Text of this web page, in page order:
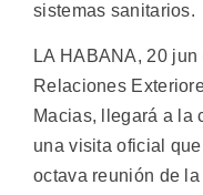
sistemas sanitarios.
LA HABANA, 20
Relaciones
Macias, llegará a la
una visita oficial
octava reunión de